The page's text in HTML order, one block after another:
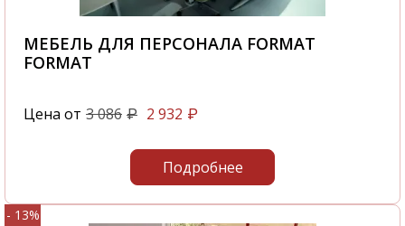
МЕБЕЛЬ ДЛЯ ПЕРСОНАЛА FORMAT
FORMAT
Цена от 3 086 ₽ 2 932 ₽
Подробнее
- 13%